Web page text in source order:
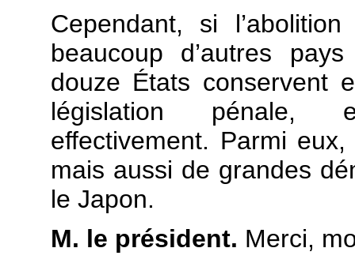
Cependant, si
beaucoup d’autres
douze États conservent
législation pénale,
effectivement. Parmi
mais aussi de grandes
le Japon.
M. le président. Merci,